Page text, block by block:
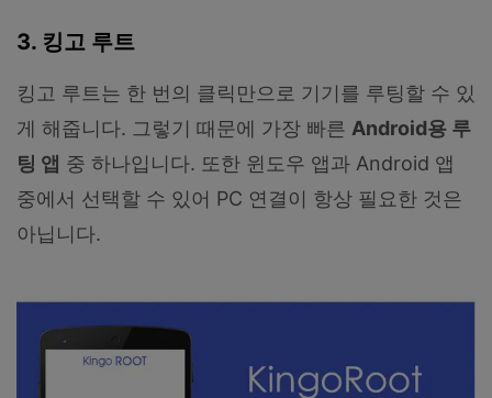
3. 킹고 루트
킹고 루트는 한 번의 클릭만으로 기기를 루팅할 수 있
게 해줍니다. 그렇기 때문에 가장 빠른 Android용 루
팅 앱 중 하나입니다. 또한 윈도우 앱과 Android 앱
중에서 선택할 수 있어 PC 연결이 항상 필요한 것은
아닙니다.